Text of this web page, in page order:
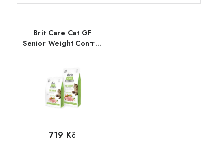
Brit Care Cat GF
Senior Weight Control
719 Kč